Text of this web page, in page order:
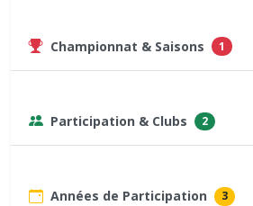
Championnat & Saisons 1
Participation & Clubs 2
Années de Participation 3